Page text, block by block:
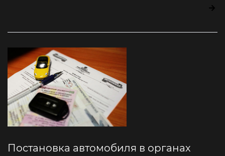
Постановка автомобиля в органах